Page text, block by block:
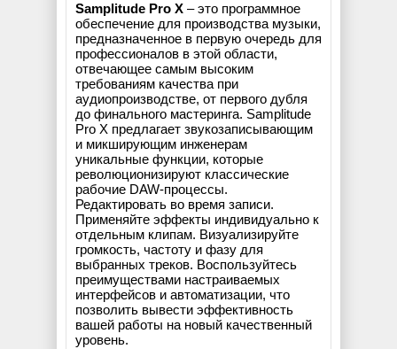
Samplitude Pro X – это программное
обеспечение для производства музыки,
предназначенное в первую очередь для
профессионалов в этой области,
отвечающее самым высоким
требованиям качества при
аудиопроизводстве, от первого дубля
до финального мастеринга. Samplitude
Pro X предлагает звукозаписывающим
и микширующим инженерам
уникальные функции, которые
революционизируют классические
рабочие DAW-процессы.
Редактировать во время записи.
Применяйте эффекты индивидуально к
отдельным клипам. Визуализируйте
громкость, частоту и фазу для
выбранных треков. Воспользуйтесь
преимуществами настраиваемых
интерфейсов и автоматизации, что
позволить вывести эффективность
вашей работы на новый качественный
уровень.